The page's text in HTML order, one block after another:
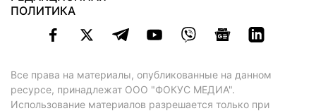
ПОЛИТИКА
Все права на материалы, опубликованные на данном
ресурсе, принадлежат ООО "ФОКУС МЕДИА".
Использование материалов разрешается только при